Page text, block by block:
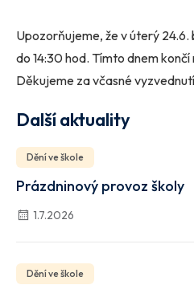
Upozorňujeme, že v úterý 24.6.
do 14:30 hod. Tímto dnem končí
Děkujeme za včasné
Další aktuality
Dění ve škole
Prázdninový provoz školy
1.7.2026
Dění ve škole